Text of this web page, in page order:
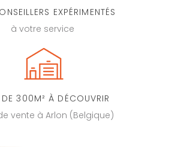
EXPÉRIMENTÉS
à votre service
DE 300M² À DÉCOUVRIR
vente à Arlon (Belgique)